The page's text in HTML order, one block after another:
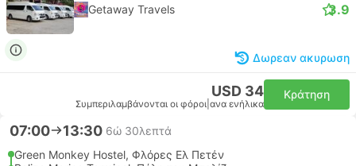
Getaway Travels 3.9
Δωρεαν ακυρωση
USD 34
Συμπεριλαμβάνονται οι φόροι ανα ενήλικα
Κράτηση
07:00 13:30 6ώ 30λεπτά
Green Monkey Hostel, Φλόρες Ελ Πετέν